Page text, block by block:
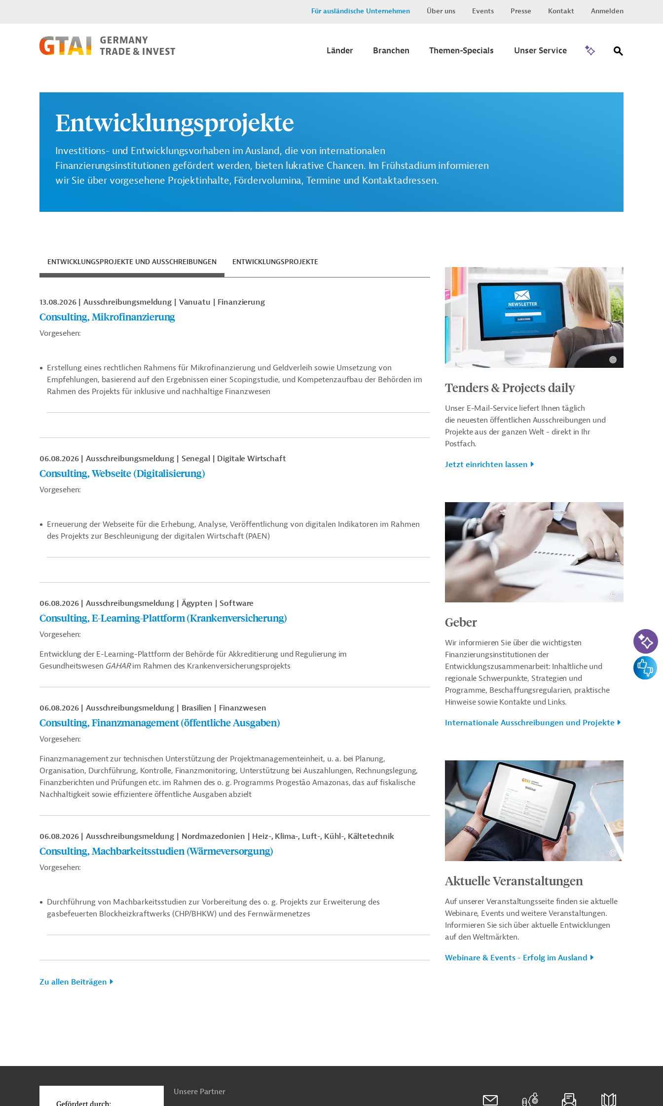
Für ausländische Unternehmen Über uns Events Presse Kontakt Anmelden
Länder Branchen Themen-Specials Unser Service
Entwicklungsprojekte
Investitions- und Entwicklungsvorhaben im Ausland, die von internationalen
Finanzierungsinstitutionen gefördert werden, bieten lukrative Chancen. Im Frühstadium informieren
wir Sie über vorgesehene Projektinhalte, Fördervolumina, Termine und Kontaktadressen.
ENTWICKLUNGSPROJEKTE UND AUSSCHREIBUNGEN ENTWICKLUNGSPROJEKTE
13.08.2026 Ausschreibungsmeldung Vanuatu Finanzierung
Consulting, Mikrofinanzierung
Vorgesehen:
Erstellung eines rechtlichen Rahmens für Mikrofinanzierung und Geldverleih sowie Umsetzung von
Empfehlungen, basierend auf den Ergebnissen einer Scopingstudie, und Kompetenzaufbau der Behörden im
Rahmen des Projekts für inklusive und nachhaltige Finanzwesen
06.08.2026 Ausschreibungsmeldung Senegal Digitale Wirtschaft
Consulting, Webseite (Digitalisierung)
Vorgesehen:
Erneuerung der Webseite für die Erhebung, Analyse, Veröffentlichung von digitalen Indikatoren im Rahmen
des Projekts zur Beschleunigung der digitalen Wirtschaft (PAEN)
06.08.2026 Ausschreibungsmeldung Ägypten Software
Consulting, E-Learning-Plattform (Krankenversicherung)
Vorgesehen:
Entwicklung der E-Learning-Plattform der Behörde für Akkreditierung und Regulierung im
Gesundheitswesen GAHARim Rahmen des Krankenversicherungsprojekts
06.08.2026 Ausschreibungsmeldung Brasilien Finanzwesen
Consulting, Finanzmanagement (öffentliche Ausgaben)
Vorgesehen:
Finanzmanagement zur technischen Unterstützung der Projektmanagementeinheit, u. a. bei Planung,
Organisation, Durchführung, Kontrolle, Finanzmonitoring, Unterstützung bei Auszahlungen, Rechnungslegung,
Finanzberichten und Prüfungen etc. im Rahmen des o. g. Programms Progestão Amazonas, das auf fiskalische
Nachhaltigkeit sowie effizientere öffentliche Ausgaben abzielt
06.08.2026 Ausschreibungsmeldung Nordmazedonien Heiz-, Klima-, Luft-, Kühl-, Kältetechnik
Consulting, Machbarkeitsstudien (Wärmeversorgung)
Vorgesehen:
Durchführung von Machbarkeitsstudien zur Vorbereitung des o. g. Projekts zur Erweiterung des
gasbefeuerten Blockheizkraftwerks (CHP/BHKW) und des Fernwärmenetzes
Zu allen Beiträgen
Tenders & Projects daily
Unser E-Mail-Service liefert Ihnen täglich
die neuesten öffentlichen Ausschreibungen und
Projekte aus der ganzen Welt - direkt in Ihr
Postfach.
Jetzt einrichten lassen
Geber
Wir informieren Sie über die wichtigsten
Finanzierungsinstitutionen der
Entwicklungszusammenarbeit: Inhaltliche und
regionale Schwerpunkte, Strategien und
Programme, Beschaffungsregularien, praktische
Hinweise sowie Kontakte und Links.
Internationale Ausschreibungen und Projekte
Aktuelle Veranstaltungen
Auf unserer Veranstaltungsseite finden sie aktuelle
Webinare, Events und weitere Veranstaltungen.
Informieren Sie sich über aktuelle Entwicklungen
auf den Weltmärkten.
Webinare & Events - Erfolg im Ausland
oben
Unsere Partner
KI-